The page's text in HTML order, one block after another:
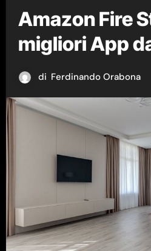
Amazon Fire
migliori App
di Ferdinando Orabona